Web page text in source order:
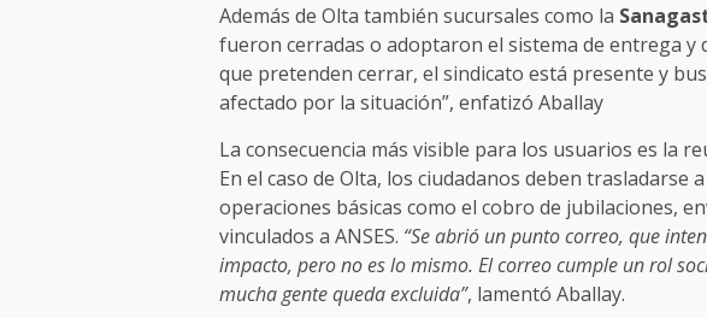
Además de Olta también sucursales como la
fueron cerradas o adoptaron el sistema de entrega y
que pretenden cerrar, el sindicato está presente y
afectado por la situación”, enfatizó Aballay
La consecuencia más visible para los usuarios es la
En el caso de Olta, los ciudadanos deben trasladarse
operaciones básicas como el cobro de jubilaciones,
vinculados a ANSES. “Se abrió un punto correo, que
impacto, pero no es lo mismo. El correo cumple un rol
mucha gente queda excluida”, lamentó Aballay.